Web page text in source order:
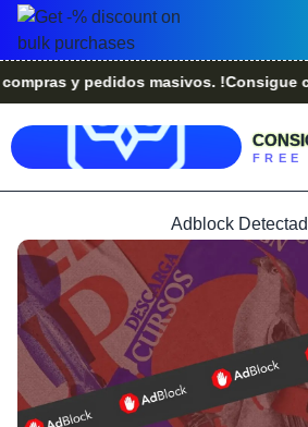
y pedidos masivos. !Consigue
FREE
Adblock